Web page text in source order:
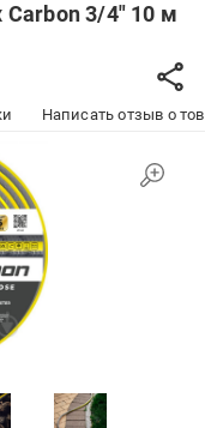
Carbon 3/4" 10 м
Написать отзыв о